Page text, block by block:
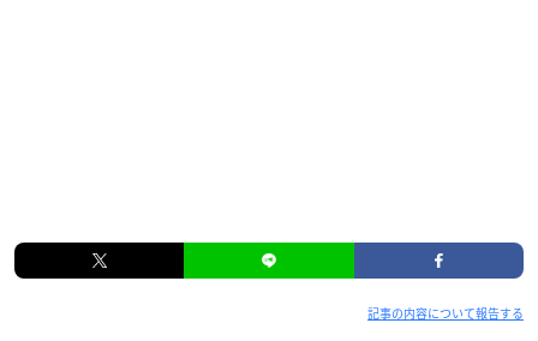
記事の内容について報告する